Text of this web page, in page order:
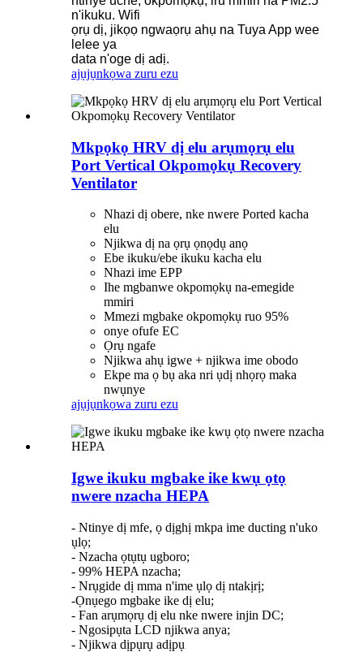
n'ikuku. Wifi
ọrụ dị, jikọọ ngwaọrụ ahụ na Tuya App wee
lelee ya
data n'oge dị adị.
ajụjụnkọwa zuru ezu
Mkpọkọ HRV dị elu arụmọrụ elu
Port Vertical Okpomọkụ Recovery
Ventilator
Nhazi dị obere, nke nwere Ported kacha
elu
Njikwa dị na ọrụ ọnọdụ anọ
Ebe ikuku/ebe ikuku kacha elu
Nhazi ime EPP
Ihe mgbanwe okpomọkụ na-emegide
mmiri
Mmezi mgbake okpomọkụ ruo 95%
onye ofufe EC
Ọrụ ngafe
Njikwa ahụ igwe + njikwa ime obodo
Ekpe ma ọ bụ aka nri ụdị nhọrọ maka
nwụnye
ajụjụnkọwa zuru ezu
Igwe ikuku mgbake ike kwụ ọtọ
nwere nzacha HEPA
- Ntinye dị mfe, ọ dịghị mkpa ime ducting n'uko
ụlọ;
- Nzacha ọtụtụ ugboro;
- 99% HEPA nzacha;
- Nrụgide dị mma n'ime ụlọ dị ntakịrị;
-Ọnụego mgbake ike dị elu;
- Fan arụmọrụ dị elu nke nwere injin DC;
- Ngosipụta LCD njikwa anya;
- Njikwa dịpụrụ adịpụ